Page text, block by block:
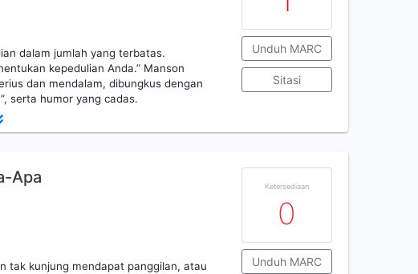
dalam jumlah yang terbatas.
kepedulian Anda.” Manson
dan mendalam, dibungkus dengan
serta humor yang cadas.
Unduh MARC
Sitasi
Apa
tak kunjung mendapat panggilan, atau
Ketersediaan
0
Unduh MARC